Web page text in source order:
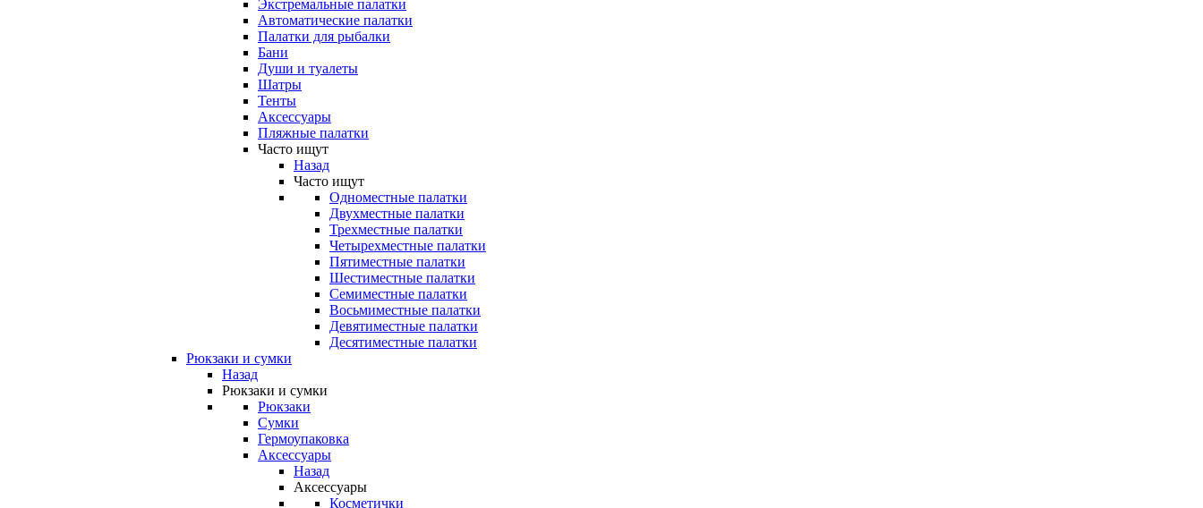
Экстремальные палатки
Автоматические палатки
Палатки для рыбалки
Бани
Души и туалеты
Шатры
Тенты
Аксессуары
Пляжные палатки
Часто ищут
Назад
Часто ищут
Одноместные палатки
Двухместные палатки
Трехместные палатки
Четырехместные палатки
Пятиместные палатки
Шестиместные палатки
Семиместные палатки
Восьмиместные палатки
Девятиместные палатки
Десятиместные палатки
Рюкзаки и сумки
Назад
Рюкзаки и сумки
Рюкзаки
Сумки
Гермоупаковка
Аксессуары
Назад
Аксессуары
Косметички